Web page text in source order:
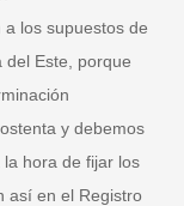
los supuestos de
del Este, porque
y debemos
hora de fijar los
así en el Registro